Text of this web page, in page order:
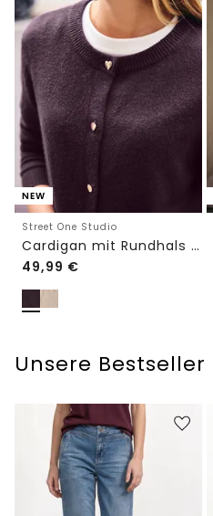
NEW
Street One Studio
Cardigan mit Rundhals und Knöpfen
49,99 €
Unsere Bestseller